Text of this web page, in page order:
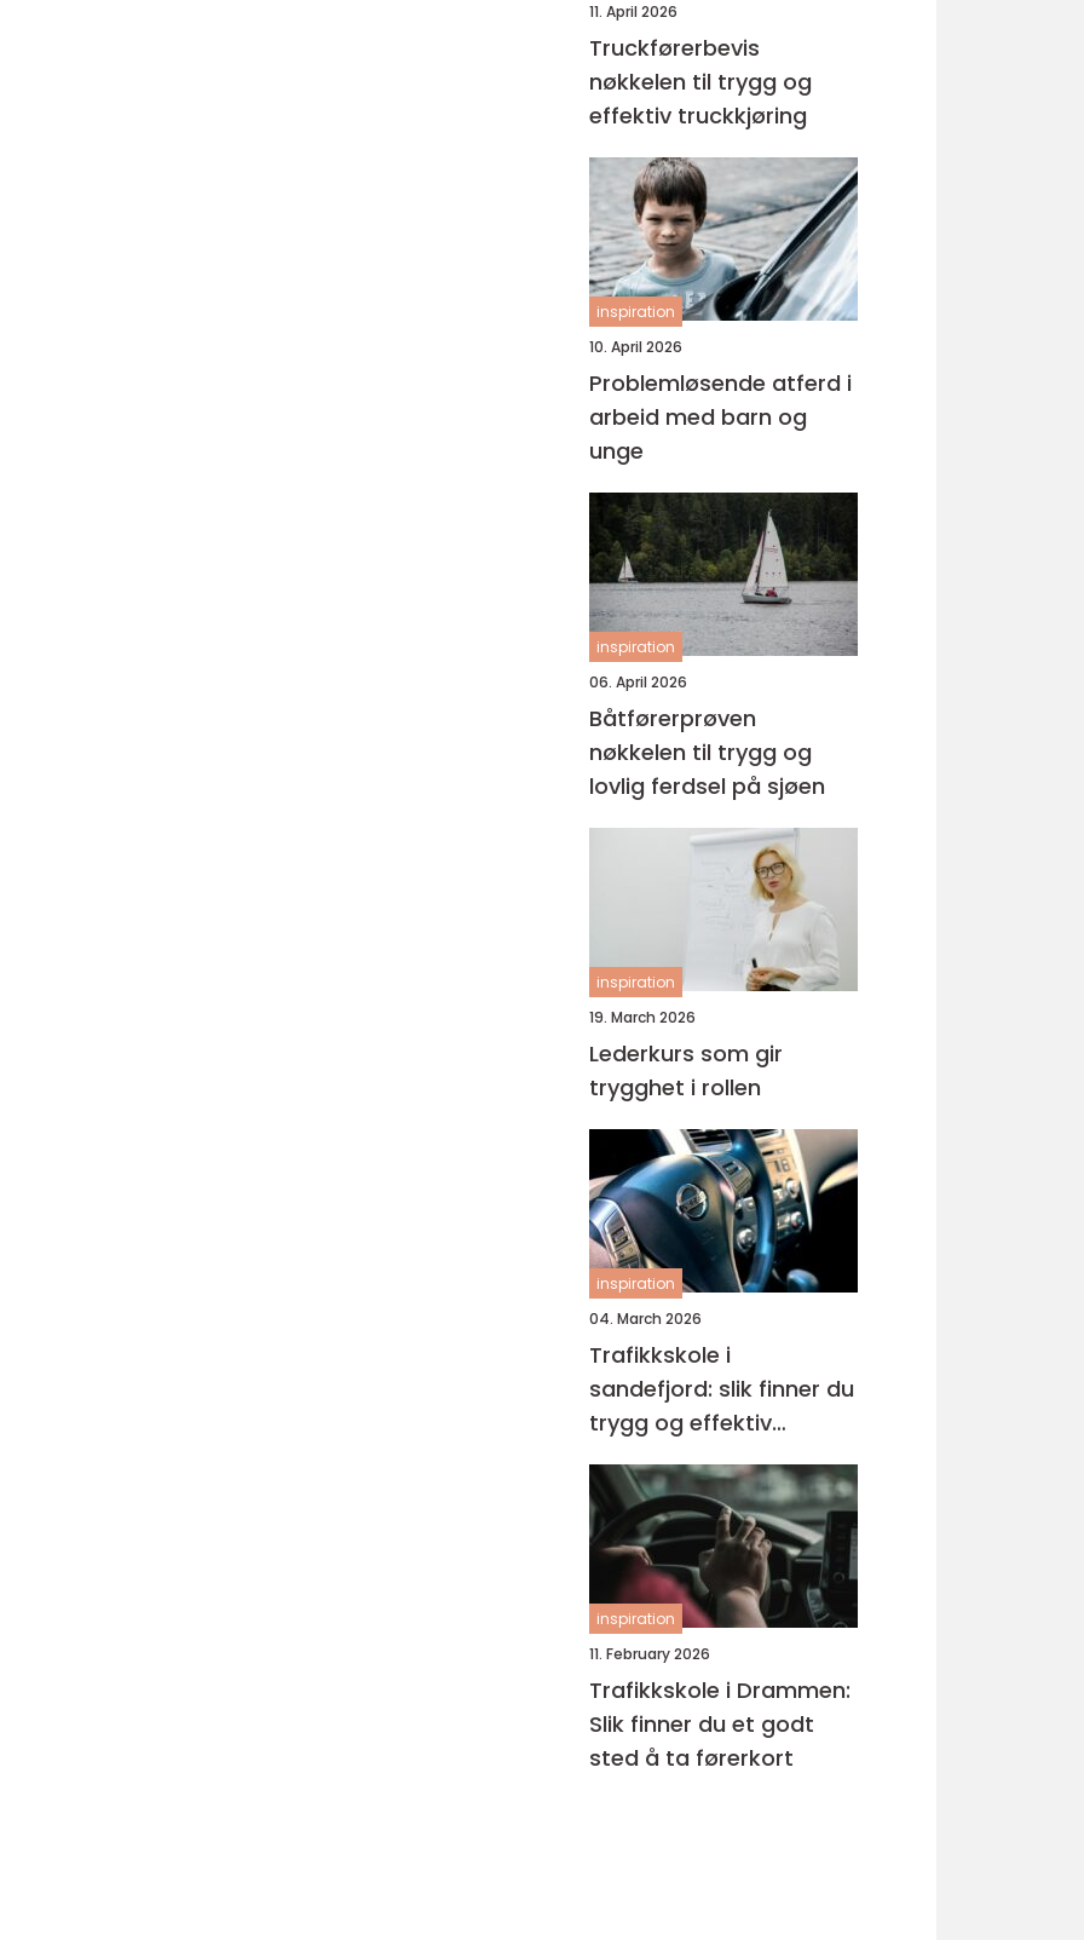
11. April 2026
Truckførerbevis
nøkkelen til trygg og
effektiv truckkjøring
inspiration
10. April 2026
Problemløsende atferd i
arbeid med barn og
unge
inspiration
06. April 2026
Båtførerprøven
nøkkelen til trygg og
lovlig ferdsel på sjøen
inspiration
19. March 2026
Lederkurs som gir
trygghet i rollen
inspiration
04. March 2026
Trafikkskole i
sandefjord: slik finner du
trygg og effektiv
opplæring
inspiration
11. February 2026
Trafikkskole i Drammen:
Slik finner du et godt
sted å ta førerkort